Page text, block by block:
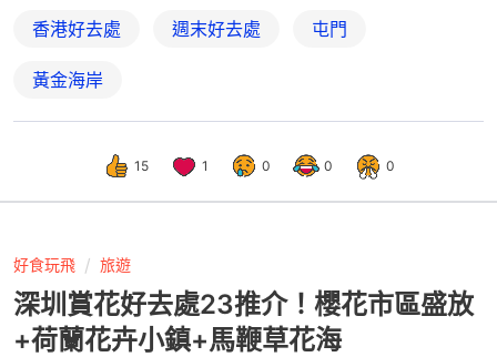
香港好去處 週末好去處 屯門
黃金海岸
15 1 0 0 0
好食玩飛 旅遊
深圳賞花好去處23推介！櫻花市區盛放
+荷蘭花卉小鎮+馬鞭草花海